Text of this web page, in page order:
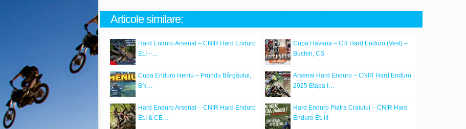
Articole similare:
Hard Enduro Arsenal – CNIR Hard Enduro
Et.I –…
Cupa Havana – CR Hard Enduro (Vest) –
Buchin, CS
Cupa Enduro Heniu – Prundu Bârgăului,
BN…
Arsenal Hard Enduro – CNIR Hard Enduro
2025 Etapa I…
Hard Enduro Arsenal – CNIR Hard Enduro
Et.I & CE…
Hard Enduro Piatra Craiului – CNIR Hard
Enduro Et. III